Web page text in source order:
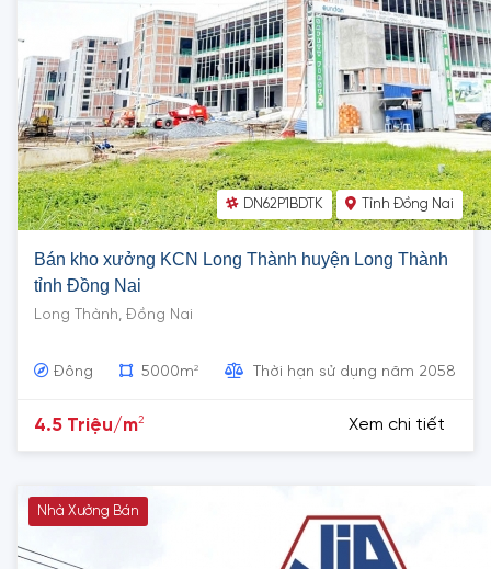
DN62P1BDTK Tỉnh Đồng Nai
Bán kho xưởng KCN Long Thành huyện Long Thành
tỉnh Đồng Nai
Long Thành, Đồng Nai
Đông 5000m2 Thời hạn sử dụng năm 2058
4.5 Triệu/m2 Xem chi tiết
Nhà Xưởng Bán